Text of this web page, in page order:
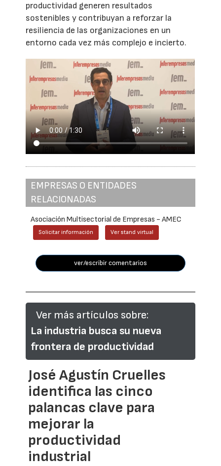
productividad generen resultados
sostenibles y contribuyan a reforzar la
resiliencia de las organizaciones en un
entorno cada vez más complejo e incierto.
EMPRESAS O ENTIDADES
RELACIONADAS
Asociación Multisectorial de Empresas - AMEC
Solicitar información Ver stand virtual
ver/escribir comentarios
Ver más artículos sobre:
La industria busca su nueva
frontera de productividad
José Agustín Cruelles
identifica las cinco
palancas clave para
mejorar la
productividad
industrial